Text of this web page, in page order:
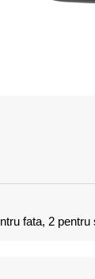
fata, 2